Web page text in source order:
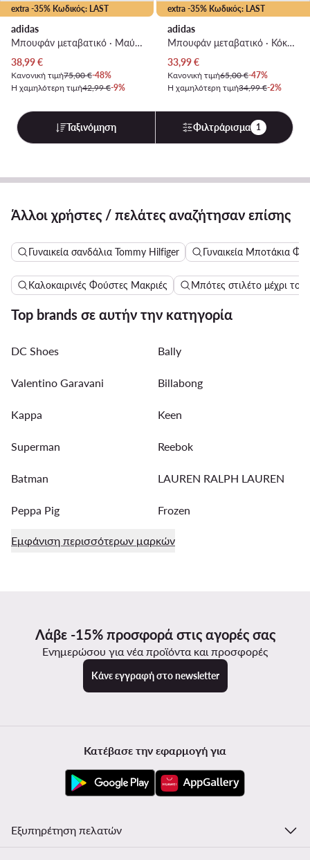
extra -35% Κωδικός: LAST
adidas
Μπουφάν μεταβατικό · Μαύρο
Τρέχουσα τιμή
38,99€
Κανονική τιμή75,00 €-48%
Η χαμηλότερη τιμή42,99 €-9%
extra -35% Κωδικός: LAST
adidas
Μπουφάν μεταβατικό · Κόκκινο
Τρέχουσα τιμή
33,99€
Κανονική τιμή65,00 €-47%
Η χαμηλότερη τιμή34,99 €-2%
Ταξινόμηση Φιλτράρισμα 1
Άλλοι χρήστες / πελάτες αναζήτησαν επίσης
Γυναικεία σανδάλια Tommy Hilfiger Γυναικεία Μποτάκια
Καλοκαιρινές Φούστες Μακριές Μπότες στιλέτο μέχρι το
Top brands σε αυτήν την κατηγορία
DC Shoes Bally
Valentino Garavani Billabong
Kappa Keen
Superman Reebok
Batman LAUREN RALPH LAUREN
Peppa Pig Frozen
Εμφάνιση περισσότερων μαρκών
Λάβε -15% προσφορά στις αγορές σας
Ενημερώσου για νέα προϊόντα και προσφορές
Κάνε εγγραφή στο newsletter
Κατέβασε την εφαρμογή για
Εξυπηρέτηση πελατών